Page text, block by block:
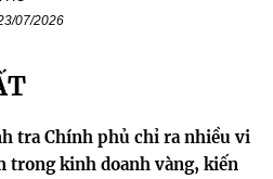
07/2026
tra Chính phủ chỉ ra nhiều vi
trong kinh doanh vàng, kiến